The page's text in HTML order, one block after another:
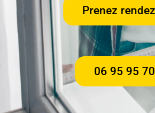
Prenez
06 95 95